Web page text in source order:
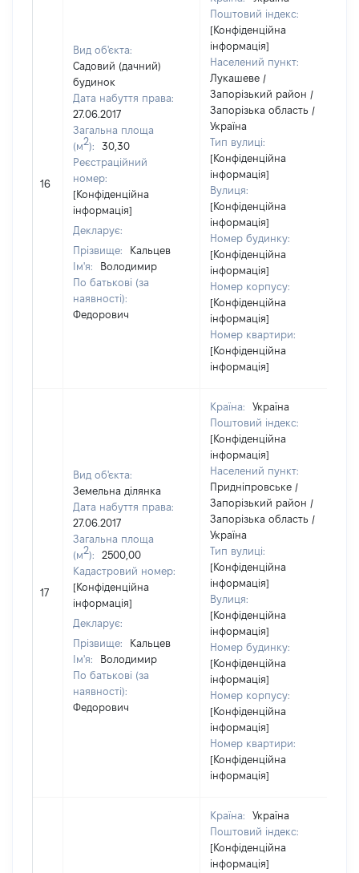
16
Вид об'єкта:
Садовий (дачний)
будинок
Дата набуття права:
27.06.2017
Загальна площа
(м2):
30,30
Реєстраційний
номер:
[Конфіденційна
інформація]
Декларує:
Прізвище:
Кальцев
Ім'я:
Володимир
По батькові (за
наявності):
Федорович
Поштовий індекс:
[Конфіденційна
інформація]
Населений пункт:
Лукашеве /
Запорізький район /
Запорізька область /
Україна
Тип вулиці:
[Конфіденційна
інформація]
Вулиця:
[Конфіденційна
інформація]
Номер будинку:
[Конфіденційна
інформація]
Номер корпусу:
[Конфіденційна
інформація]
Номер квартири:
[Конфіденційна
інформація]
17
Вид об'єкта:
Земельна ділянка
Дата набуття права:
27.06.2017
Загальна площа
(м2):
2500,00
Кадастровий номер:
[Конфіденційна
інформація]
Декларує:
Прізвище:
Кальцев
Ім'я:
Володимир
По батькові (за
наявності):
Федорович
Країна:
Україна
Поштовий індекс:
[Конфіденційна
інформація]
Населений пункт:
Придніпровське /
Запорізький район /
Запорізька область /
Україна
Тип вулиці:
[Конфіденційна
інформація]
Вулиця:
[Конфіденційна
інформація]
Номер будинку:
[Конфіденційна
інформація]
Номер корпусу:
[Конфіденційна
інформація]
Номер квартири:
[Конфіденційна
інформація]
Країна:
Україна
Поштовий індекс:
[Конфіденційна
інформація]